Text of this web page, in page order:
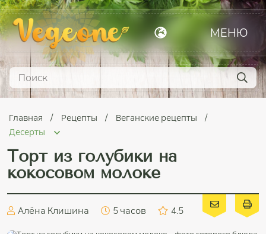
МЕНЮ
Главная Рецепты
Веганские рецепты
Десерты
Торт из голубики на
кокосовом молоке
Алёна Клишина 5 часов 4.5